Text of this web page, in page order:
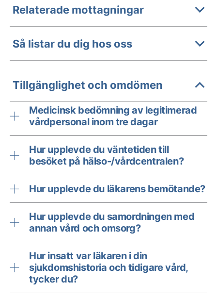
Relaterade mottagningar
Så listar du dig hos oss
Tillgänglighet och omdömen
Medicinsk bedömning av legitimerad
vårdpersonal inom tre dagar
Hur upplevde du väntetiden till
besöket på hälso-/vårdcentralen?
Hur upplevde du läkarens bemötande?
Hur upplevde du samordningen med
annan vård och omsorg?
Hur insatt var läkaren i din
sjukdomshistoria och tidigare vård,
tycker du?